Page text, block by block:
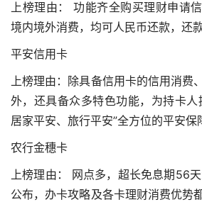
上榜理由： 功能齐全购买理财申请
境内境外消费，均可人民币还款，还
平安信用卡
上榜理由：除具备信用卡的信用消费
外，还具备众多特色功能，为持卡人
居家平安、旅行平安”全方位的平安保
农行金穗卡
上榜理由： 网点多，超长免息期56
公布，办卡攻略及各卡理财消费优势